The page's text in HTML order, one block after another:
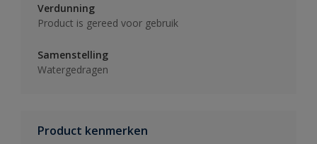
Verdunning
Product is gereed voor gebruik
Samenstelling
Watergedragen
Product kenmerken